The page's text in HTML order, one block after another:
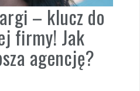
– klucz do
firmy! Jak
agencję?